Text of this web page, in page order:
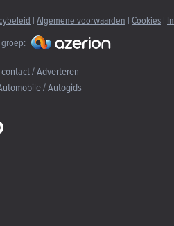
| Algemene voorwaarden | Cookies |
/ Adverteren
/ Autogids